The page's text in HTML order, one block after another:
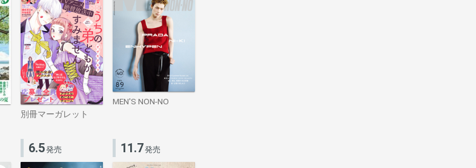
別冊マーガレット
MEN'S NON-NO
6.5発売 11.7発売